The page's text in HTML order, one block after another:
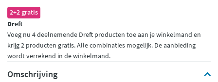
2+2 gratis
Dreft
Voeg nu 4 deelnemende Dreft producten toe aan je winkelmand en
krijg 2 producten gratis. Alle combinaties mogelijk. De aanbieding
wordt verrekend in de winkelmand.
Omschrijving